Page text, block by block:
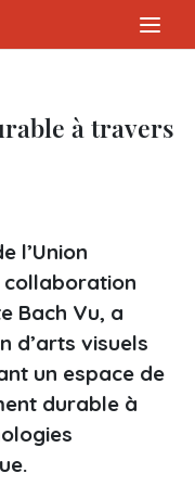
à travers
l’Union
collaboration
Bach Vu, a
d’arts visuels
un espace de
durable à